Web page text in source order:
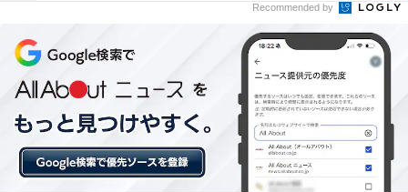
Recommended by